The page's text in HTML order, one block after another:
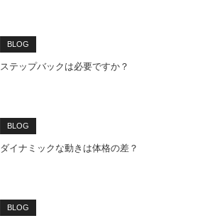
BLOG
ステップバックは必要ですか？
BLOG
ダイナミックな動きは体格の差？
BLOG